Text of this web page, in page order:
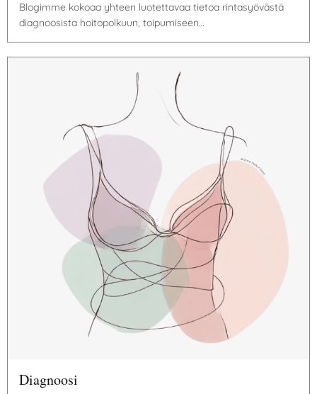
Blogimme kokoaa yhteen luotettavaa tietoa rintasyövästä
diagnoosista hoitopolkuun, toipumiseen…
Diagnoosi